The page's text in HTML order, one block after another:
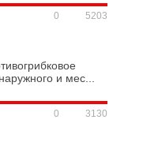
5203
0
и мес...
3130
0